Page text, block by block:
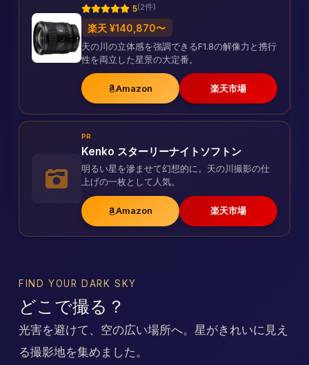
5(2件)
楽天 ¥140,870〜
天の川の立体感を強調できるF1.8の解像力と携行
性を両立した星景の大定番。
Amazon 楽天市場
PR
Kenko スターリーナイトソフトン
明るい星を滲ませて幻想的に。天の川撮影の仕
上げの一枚として人気。
Amazon 楽天市場
FIND YOUR DARK SKY
どこで撮る？
光害を避けて、空の広い場所へ。星がきれいに見え
る撮影地を集めました。